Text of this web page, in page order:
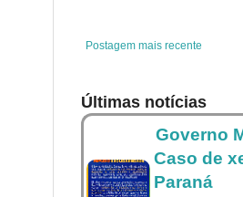
Postagem mais recente
Últimas notícias
Governo
Caso de
Paraná